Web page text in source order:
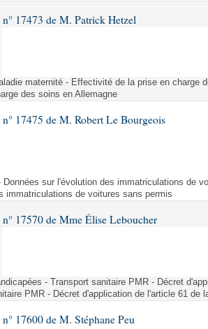
17473 de M. Patrick Hetzel
maternité - Effectivité de la prise en charge
des soins en Allemagne
17475 de M. Robert Le Bourgeois
Données sur l'évolution des immatriculations de
immatriculations de voitures sans permis
17570 de Mme Élise Leboucher
- Transport sanitaire PMR - Décret
PMR - Décret d'application de l'article 61 de
17600 de M. Stéphane Peu